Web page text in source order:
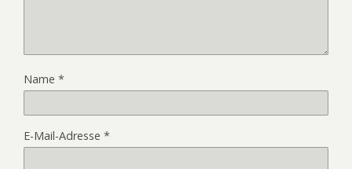
Name *
E-Mail-Adresse *